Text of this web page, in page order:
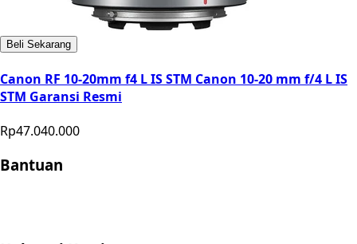
Beli Sekarang
Canon RF 10-20mm f4 L IS STM Canon 10-20 mm f/4 L IS
STM Garansi Resmi
Rp47.040.000
Bantuan